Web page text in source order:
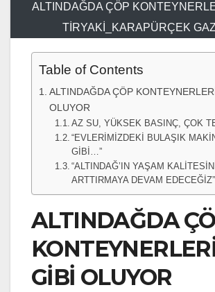
ALTINDAĞDA ÇÖP
TİRYAKİ_KARAPÜRÇEK
Table of Contents
ALTINDAĞDA ÇÖP
OLUYOR
AZ SU, YÜKSEK BASINÇ, ÇOK
“EVLERİMİZDEKİ BULAŞIK
GİBİ…”
“ALTINDAĞ’IN YAŞAM KALİTESİNİ
ARTTIRMAYA DEVAM EDECEĞİZ”
ALTINDAĞDA
GİBİ OLUYOR